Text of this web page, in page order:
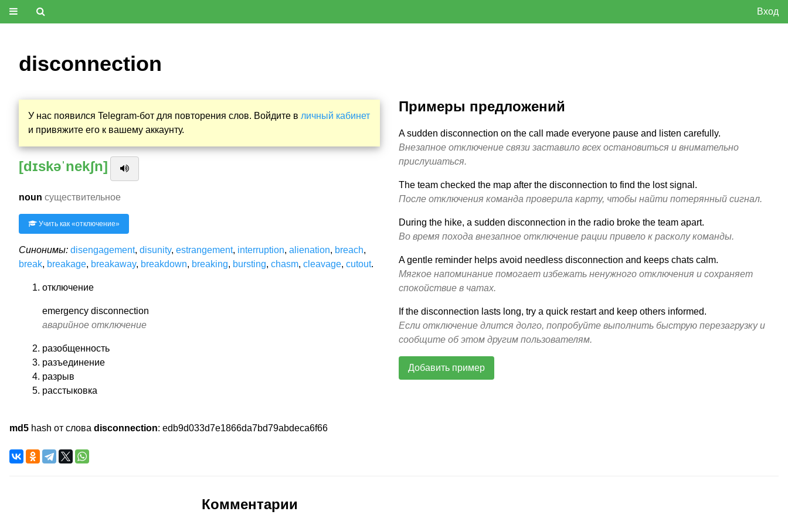
Вход
disconnection
У нас появился Telegram-бот для повторения слов. Войдите в личный кабинет
и привяжите его к вашему аккаунту.
[dɪskəˈnekʃn]
noun существительное
Учить как «отключение»
Синонимы: disengagement, disunity, estrangement, interruption, alienation, breach,
break, breakage, breakaway, breakdown, breaking, bursting, chasm, cleavage, cutout.
отключение
emergency disconnection
аварийное отключение
разобщенность
разъединение
разрыв
расстыковка
Примеры предложений
A sudden disconnection on the call made everyone pause and listen carefully.
Внезапное отключение связи заставило всех остановиться и внимательно
прислушаться.
The team checked the map after the disconnection to find the lost signal.
После отключения команда проверила карту, чтобы найти потерянный сигнал.
During the hike, a sudden disconnection in the radio broke the team apart.
Во время похода внезапное отключение рации привело к расколу команды.
A gentle reminder helps avoid needless disconnection and keeps chats calm.
Мягкое напоминание помогает избежать ненужного отключения и сохраняет
спокойствие в чатах.
If the disconnection lasts long, try a quick restart and keep others informed.
Если отключение длится долго, попробуйте выполнить быструю перезагрузку и
сообщите об этом другим пользователям.
Добавить пример
md5 hash от слова disconnection: edb9d033d7e1866da7bd79abdeca6f66
Комментарии